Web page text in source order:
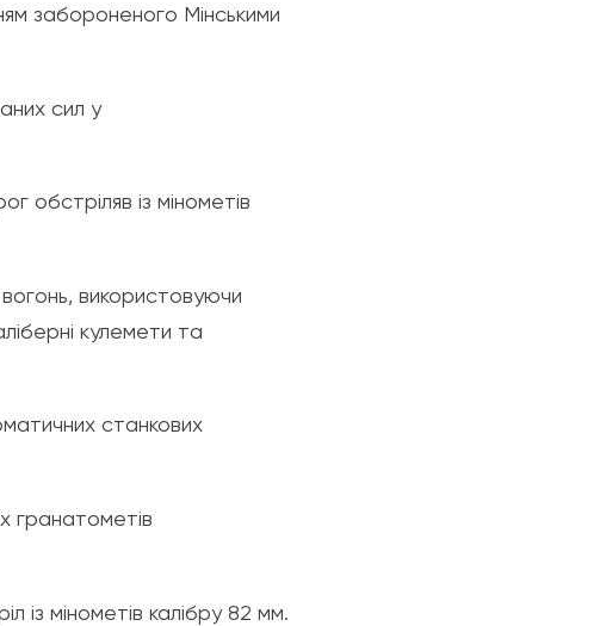
забороненого Мінськими
сил у
обстріляв із мінометів
вогонь, використовуючи
кулемети та
станкових
гранатометів
із мінометів калібру 82 мм.